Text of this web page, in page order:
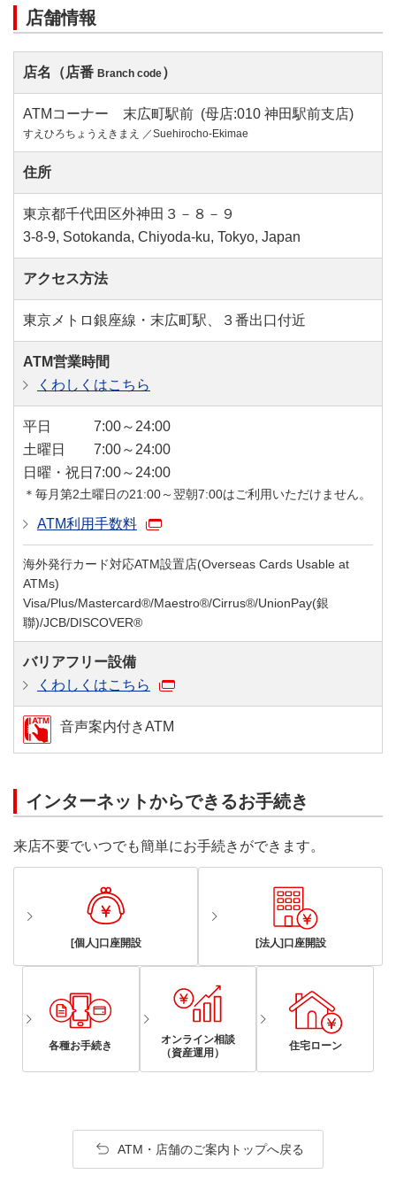
店舗情報
店名（店番 Branch code）
ATMコーナー 末広町駅前 (母店:010 神田駅前支店)
すえひろちょうえきまえ ／Suehirocho-Ekimae
住所
東京都千代田区外神田３－８－９
3-8-9, Sotokanda, Chiyoda-ku, Tokyo, Japan
アクセス方法
東京メトロ銀座線・末広町駅、３番出口付近
ATM営業時間
くわしくはこちら
平日
7:00～24:00
土曜日
7:00～24:00
日曜・祝日 7:00～24:00
＊毎月第2土曜日の21:00～翌朝7:00はご利用いただけません。
ATM利用手数料
海外発行カード対応ATM設置店(Overseas Cards Usable at
ATMs)
Visa/Plus/Mastercard®/Maestro®/Cirrus®/UnionPay(銀
聯)/JCB/DISCOVER®
バリアフリー設備
くわしくはこちら
音声案内付きATM
インターネットからできるお手続き
来店不要でいつでも簡単にお手続きができます。
[個人]口座開設 [法人]口座開設
各種お手続き
オンライン相談
（資産運用）
住宅ローン
ATM・店舗のご案内トップへ戻る